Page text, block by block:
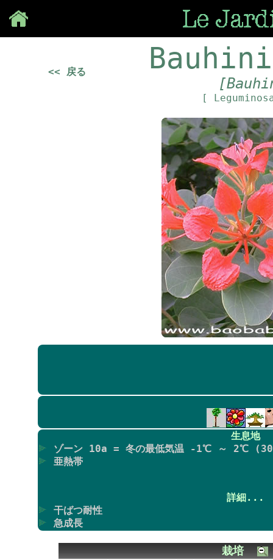
<< 戻る
[
生息地
ゾーン 10a = 冬の最低気温 -1℃ ～ 2℃
亜熱帯
詳細...
干ばつ耐性
急成長
栽培